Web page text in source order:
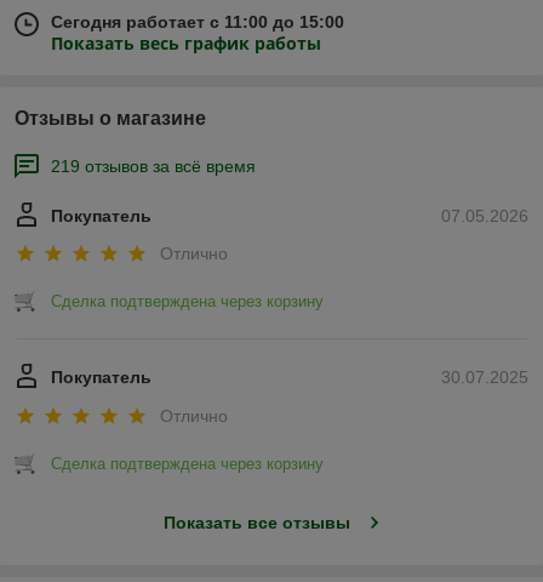
Сегодня работает с 11:00 до 15:00
Показать весь график работы
Отзывы о магазине
219 отзывов за всё время
07.05.2026
Покупатель
Отлично
Сделка подтверждена через корзину
30.07.2025
Покупатель
Отлично
Сделка подтверждена через корзину
Показать все отзывы